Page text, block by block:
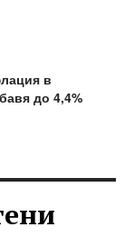
в
до 4,4%